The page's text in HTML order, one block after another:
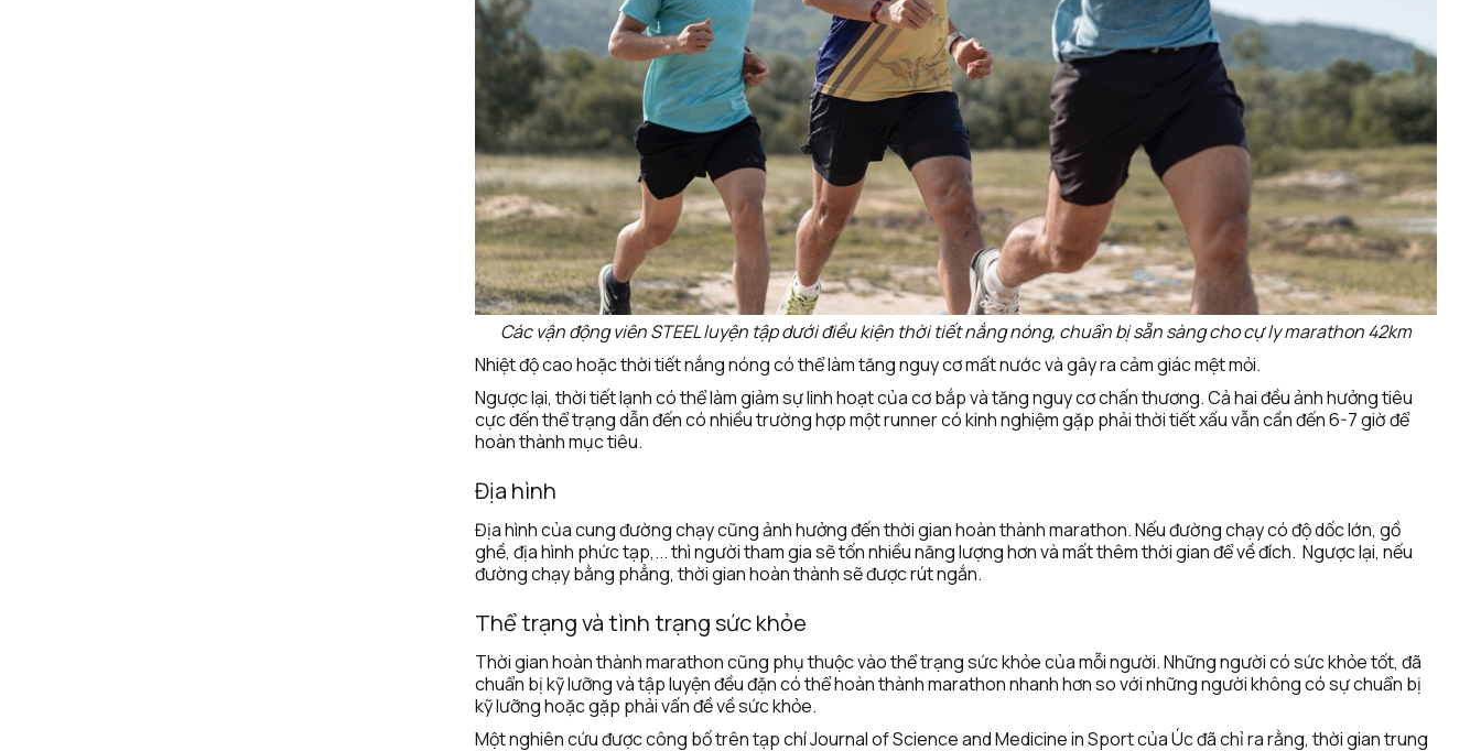
Các vận động viên STEEL luyện tập dưới điều kiện thời tiết nắng nóng, chuẩn bị sẵn sàng cho cự ly marathon 42km
Nhiệt độ cao hoặc thời tiết nắng nóng có thể làm tăng nguy cơ mất nước và gây ra cảm giác mệt mỏi.
Ngược lại, thời tiết lạnh có thể làm giảm sự linh hoạt của cơ bắp và tăng nguy cơ chấn thương. Cả hai đều ảnh hưởng tiêu
cực đến thể trạng dẫn đến có nhiều trường hợp một runner có kinh nghiệm gặp phải thời tiết xấu vẫn cần đến 6-7 giờ để
hoàn thành mục tiêu.
Địa hình
Địa hình của cung đường chạy cũng ảnh hưởng đến thời gian hoàn thành marathon. Nếu đường chạy có độ dốc lớn, gồ
ghề, địa hình phức tạp,... thì người tham gia sẽ tốn nhiều năng lượng hơn và mất thêm thời gian để về đích.  Ngược lại, nếu
đường chạy bằng phẳng, thời gian hoàn thành sẽ được rút ngắn.
Thể trạng và tình trạng sức khỏe
Thời gian hoàn thành marathon cũng phụ thuộc vào thể trạng sức khỏe của mỗi người. Những người có sức khỏe tốt, đã
chuẩn bị kỹ lưỡng và tập luyện đều đặn có thể hoàn thành marathon nhanh hơn so với những người không có sự chuẩn bị
kỹ lưỡng hoặc gặp phải vấn đề về sức khỏe.
Một nghiên cứu được công bố trên tạp chí Journal of Science and Medicine in Sport của Úc đã chỉ ra rằng, thời gian trung